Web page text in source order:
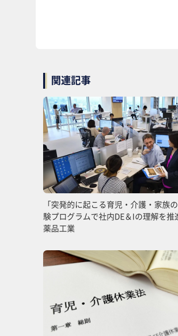
関連記事
「突発的に起こる育児・介護・家族
験プログラムで社内DE＆Iの理解を
薬品工業